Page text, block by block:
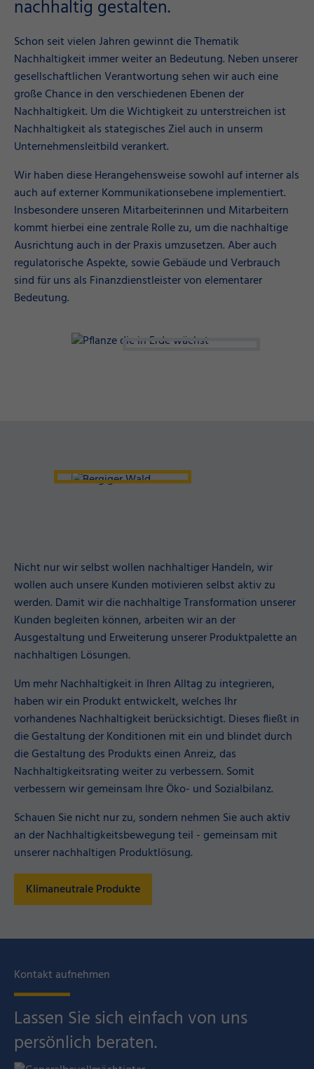
nachhaltig gestalten.
Schon seit vielen Jahren gewinnt die Thematik
Nachhaltigkeit immer weiter an Bedeutung. Neben unserer
gesellschaftlichen Verantwortung sehen wir auch eine
große Chance in den verschiedenen Ebenen der
Nachhaltigkeit. Um die Wichtigkeit zu unterstreichen ist
Nachhaltigkeit als stategisches Ziel auch in unserm
Unternehmensleitbild verankert.
Wir haben diese Herangehensweise sowohl auf interner als
auch auf externer Kommunikationsebene implementiert.
Insbesondere unseren Mitarbeiterinnen und Mitarbeitern
kommt hierbei eine zentrale Rolle zu, um die nachhaltige
Ausrichtung auch in der Praxis umzusetzen. Aber auch
regulatorische Aspekte, sowie Gebäude und Verbrauch
sind für uns als Finanzdienstleister von elementarer
Bedeutung.
Nicht nur wir selbst wollen nachhaltiger Handeln, wir
wollen auch unsere Kunden motivieren selbst aktiv zu
werden. Damit wir die nachhaltige Transformation unserer
Kunden begleiten können, arbeiten wir an der
Ausgestaltung und Erweiterung unserer Produktpalette an
nachhaltigen Lösungen.
Um mehr Nachhaltigkeit in Ihren Alltag zu integrieren,
haben wir ein Produkt entwickelt, welches Ihr
vorhandenes Nachhaltigkeit berücksichtigt. Dieses fließt in
die Gestaltung der Konditionen mit ein und blindet durch
die Gestaltung des Produkts einen Anreiz, das
Nachhaltigkeitsrating weiter zu verbessern. Somit
verbessern wir gemeinsam Ihre Öko- und Sozialbilanz.
Schauen Sie nicht nur zu, sondern nehmen Sie auch aktiv
an der Nachhaltigkeitsbewegung teil - gemeinsam mit
unserer nachhaltigen Produktlösung.
Klimaneutrale Produkte
Kontakt aufnehmen
Lassen Sie sich einfach von uns
persönlich beraten.